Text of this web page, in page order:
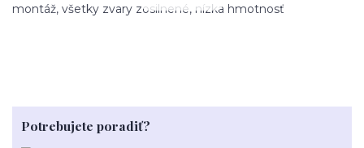
montáž, všetky zvary zosilnené, nízka hmotnosť
Potrebujete poradiť?